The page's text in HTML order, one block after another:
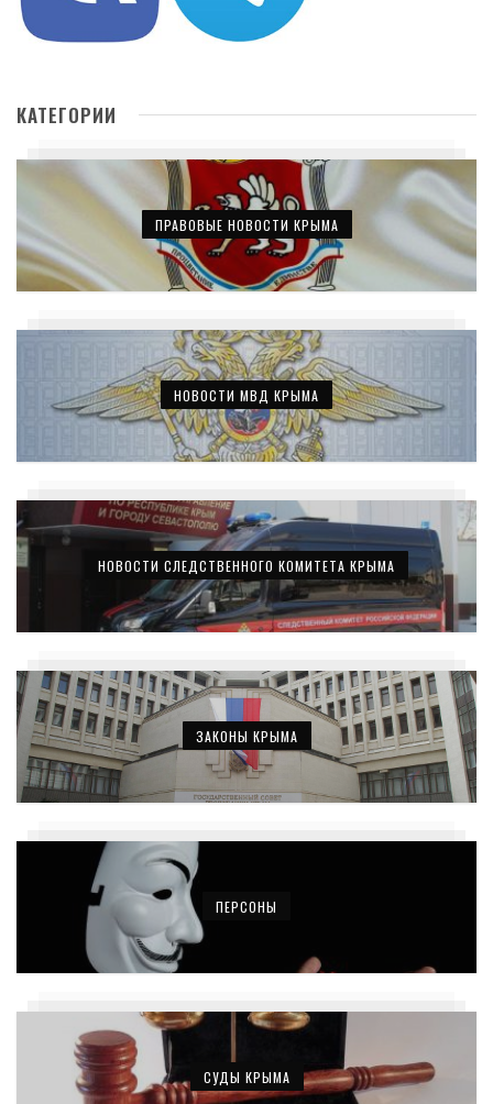
КАТЕГОРИИ
ПРАВОВЫЕ НОВОСТИ КРЫМА
НОВОСТИ МВД КРЫМА
НОВОСТИ СЛЕДСТВЕННОГО КОМИТЕТА КРЫМА
ЗАКОНЫ КРЫМА
ПЕРСОНЫ
СУДЫ КРЫМА